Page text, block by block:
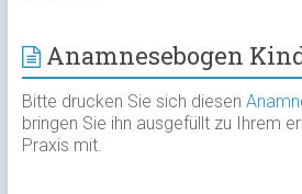
Anamnesebogen
Bitte drucken Sie sich diesen
bringen Sie ihn ausgefüllt zu Ihrem
Praxis mit.